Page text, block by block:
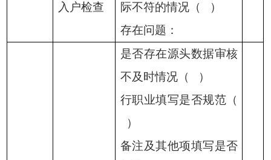
入户检查
际不符的情况（
）
存在问题：
是否存在源头数据审核
不及时情况（
）
行职业填写是否规范（
）
备注及其他项填写是否